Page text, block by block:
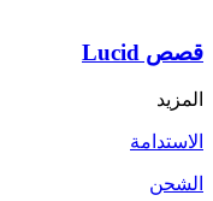
قصص Lucid
المزيد
الاستدامة
الشحن